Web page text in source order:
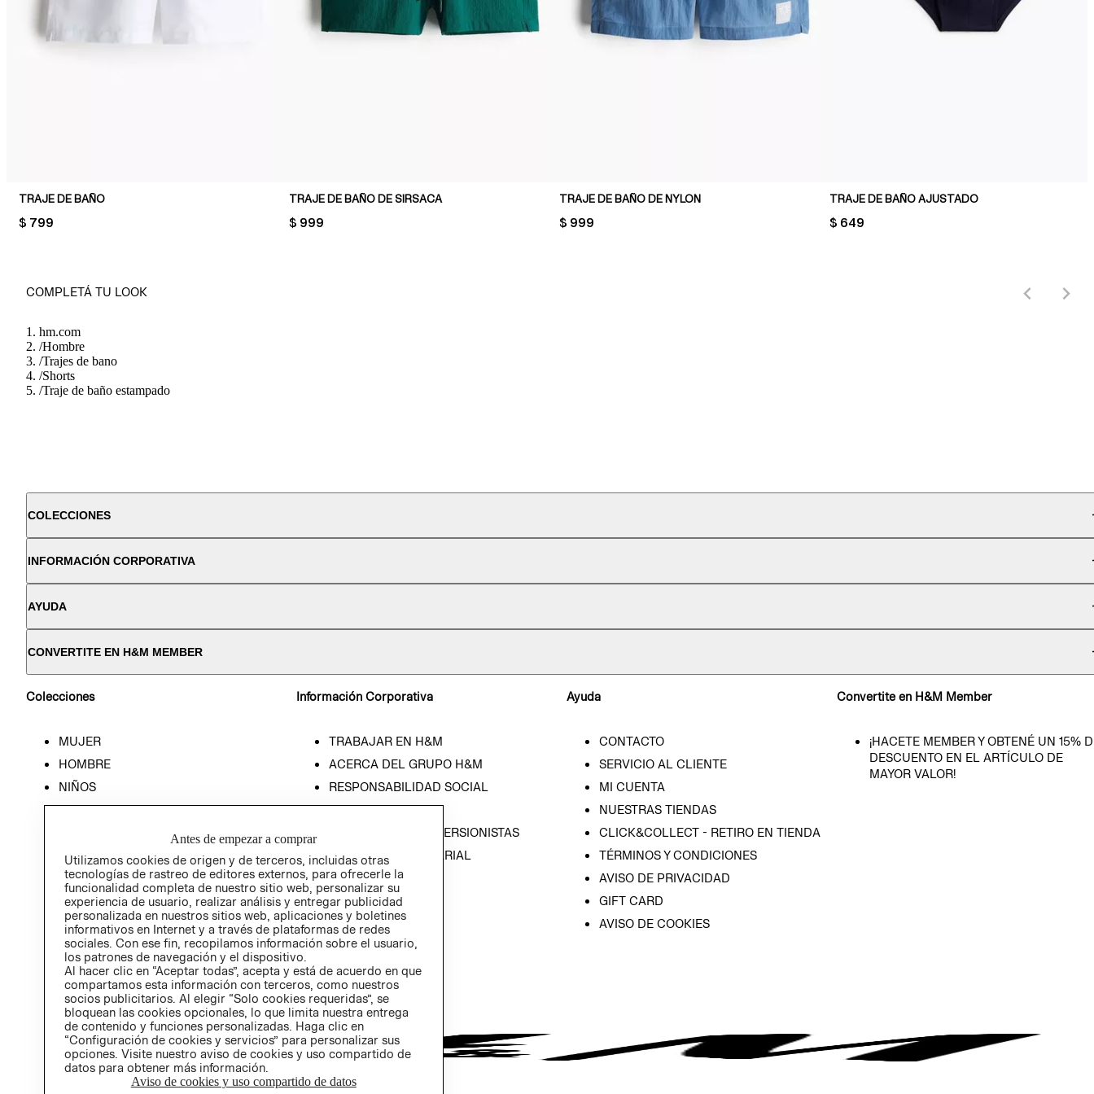
TRAJE DE BAÑO
PRICE:
$ 799
TRAJE DE BAÑO DE SIRSACA
PRICE:
$ 999
TRAJE DE BAÑO DE NYLON
PRICE:
$ 999
TRAJE DE BAÑO AJUSTADO
PRICE:
$ 649
COMPLETÁ TU LOOK
hm.com
/Hombre
/Trajes de bano
/Shorts
/Traje de baño estampado
COLECCIONES
INFORMACIÓN CORPORATIVA
AYUDA
CONVERTITE EN H&M MEMBER
Colecciones
MUJER
HOMBRE
NIÑOS
HOME
Información Corporativa
TRABAJAR EN H&M
ACERCA DEL GRUPO H&M
RESPONSABILIDAD SOCIAL
PRENSA
RELACIÓN CON INVERSIONISTAS
POLÍTICA EMPRESARIAL
Ayuda
CONTACTO
SERVICIO AL CLIENTE
MI CUENTA
NUESTRAS TIENDAS
CLICK&COLLECT - RETIRO EN TIENDA
TÉRMINOS Y CONDICIONES
AVISO DE PRIVACIDAD
GIFT CARD
AVISO DE COOKIES
Convertite en H&M Member
¡HACETE MEMBER Y OBTENÉ UN 15%
DESCUENTO EN EL ARTÍCULO DE
MAYOR VALOR!
Antes de empezar a comprar
Utilizamos cookies de origen y de terceros, incluidas otras
tecnologías de rastreo de editores externos, para ofrecerle la
funcionalidad completa de nuestro sitio web, personalizar su
experiencia de usuario, realizar análisis y entregar publicidad
personalizada en nuestros sitios web, aplicaciones y boletines
informativos en Internet y a través de plataformas de redes
sociales. Con ese fin, recopilamos información sobre el usuario,
los patrones de navegación y el dispositivo.
Al hacer clic en “Aceptar todas”, acepta y está de acuerdo en que
compartamos esta información con terceros, como nuestros
socios publicitarios. Al elegir “Solo cookies requeridas”, se
bloquean las cookies opcionales, lo que limita nuestra entrega
de contenido y funciones personalizadas. Haga clic en
“Configuración de cookies y servicios” para personalizar sus
opciones. Visite nuestro aviso de cookies y uso compartido de
datos para obtener más información.
Aviso de cookies y uso compartido de datos